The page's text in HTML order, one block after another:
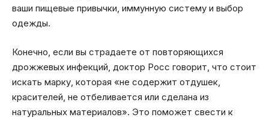
ваши пищевые привычки, иммунную систему и выбор
одежды.
Конечно, если вы страдаете от повторяющихся
дрожжевых инфекций, доктор Росс говорит, что стоит
искать марку, которая «не содержит отдушек,
красителей, не отбеливается или сделана из
натуральных материалов». Это поможет свести к